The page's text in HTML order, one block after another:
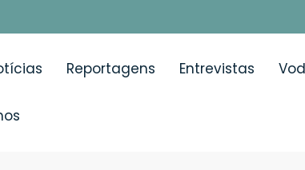
Reportagens Entrevistas